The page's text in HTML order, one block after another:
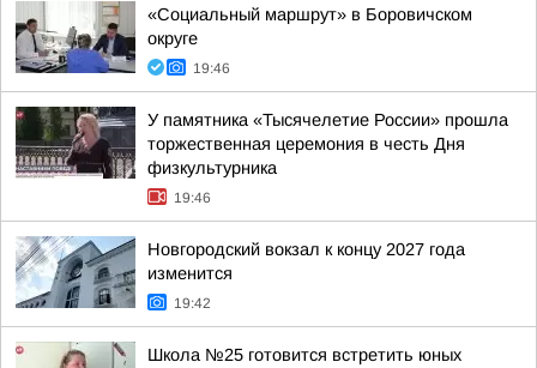
«Социальный маршрут» в Боровичском
округе
19:46
У памятника «Тысячелетие России» прошла
торжественная церемония в честь Дня
физкультурника
19:46
Новгородский вокзал к концу 2027 года
изменится
19:42
Школа №25 готовится встретить юных